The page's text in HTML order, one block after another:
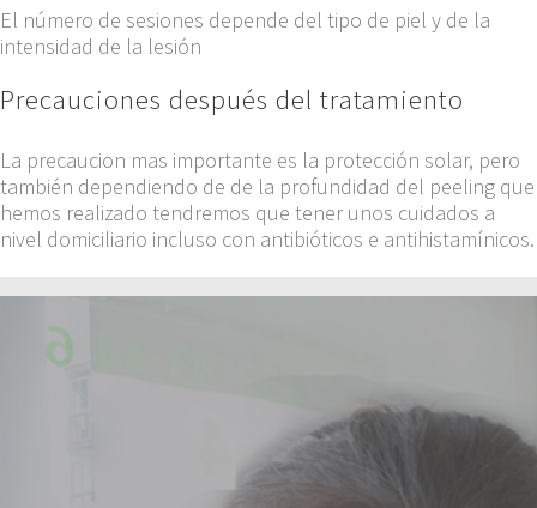
El número de sesiones depende del tipo de piel y de la
intensidad de la lesión
Precauciones después del tratamiento
La precaucion mas importante es la protección solar, pero
también dependiendo de de la profundidad del peeling que
hemos realizado tendremos que tener unos cuidados a
nivel domiciliario incluso con antibióticos e antihistamínicos.